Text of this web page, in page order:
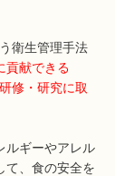
衛生管理手法
貢献できる
修・研究に取
ルギーやアレル
て、食の安全を